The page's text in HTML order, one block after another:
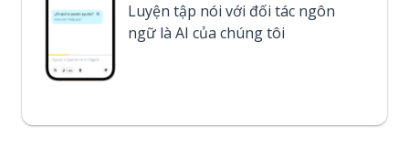
Luyện tập nói với đối tác ngôn
ngữ là AI của chúng tôi